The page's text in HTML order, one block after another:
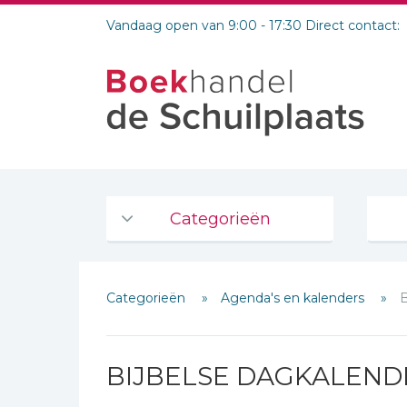
Vandaag open van 9:00 - 17:30 Direct contact:
Categorieën
De Bijbel
Bijbelse Dagboeken 2026
Bijbelstudie groepen
Categorieën Agenda's en kalenders
BIJBELSE